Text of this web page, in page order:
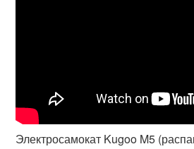
Электросамокат Kugoo M5